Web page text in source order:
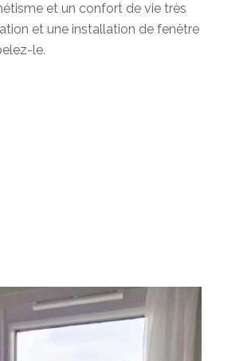
et un confort de vie très
et une installation de fenêtre
le.